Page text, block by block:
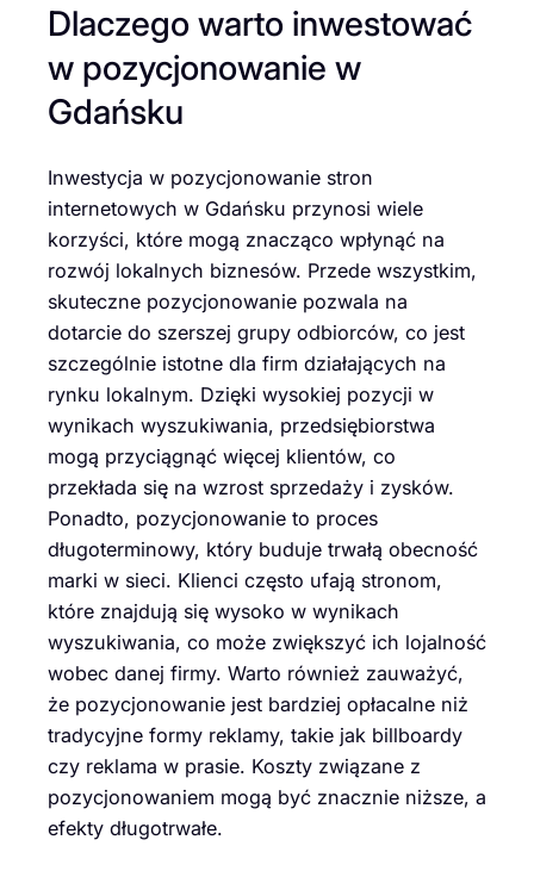
Dlaczego warto inwestować
w pozycjonowanie w
Gdańsku
Inwestycja w pozycjonowanie stron
internetowych w Gdańsku przynosi wiele
korzyści, które mogą znacząco wpłynąć na
rozwój lokalnych biznesów. Przede wszystkim,
skuteczne pozycjonowanie pozwala na
dotarcie do szerszej grupy odbiorców, co jest
szczególnie istotne dla firm działających na
rynku lokalnym. Dzięki wysokiej pozycji w
wynikach wyszukiwania, przedsiębiorstwa
mogą przyciągnąć więcej klientów, co
przekłada się na wzrost sprzedaży i zysków.
Ponadto, pozycjonowanie to proces
długoterminowy, który buduje trwałą obecność
marki w sieci. Klienci często ufają stronom,
które znajdują się wysoko w wynikach
wyszukiwania, co może zwiększyć ich lojalność
wobec danej firmy. Warto również zauważyć,
że pozycjonowanie jest bardziej opłacalne niż
tradycyjne formy reklamy, takie jak billboardy
czy reklama w prasie. Koszty związane z
pozycjonowaniem mogą być znacznie niższe, a
efekty długotrwałe.